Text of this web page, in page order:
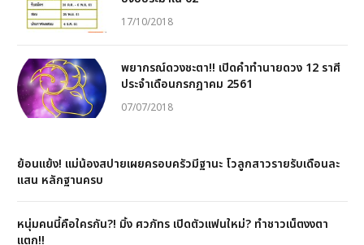
17/10/2018
พยากรณ์ดวงชะตา!! เปิดคำทำนายดวง 12 ราศี
ประจำเดือนกรกฎาคม 2561
07/07/2018
ย้อนแย้ง! แม่น้องสปายเผยครอบครัวมีฐานะ โวลูกสาวรายรับเดือนละ
แสน หลักฐานครบ
หนุ่มคนนี้คือใครกัน?! มิ้ง ศวภัทร เปิดตัวแฟนใหม่? ทำชาวเน็ตงงตา
แตก!!